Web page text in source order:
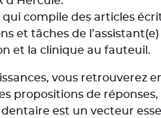
compile des articles
et tâches de
et la clinique au fauteuil.
vous retrouverez
propositions de
est un vecteur